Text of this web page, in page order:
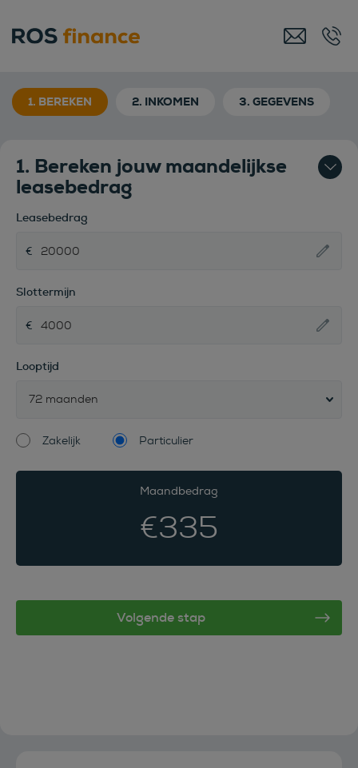
1. BEREKEN 2. INKOMEN 3. GEGEVENS
1. Bereken jouw maandelijkse
leasebedrag
Leasebedrag
Slottermijn
Looptijd
72 maanden
Zakelijk Particulier
Maandbedrag
€335